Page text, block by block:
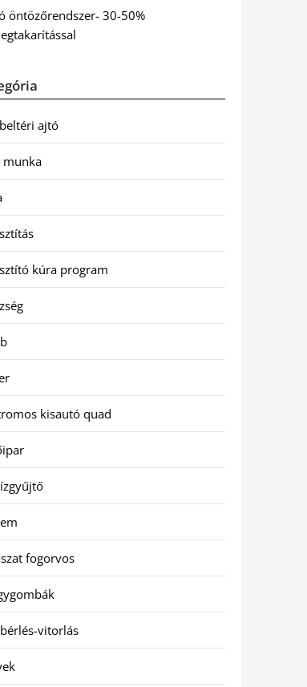
öntözőrendszer- 30-50%
ajtó
munka
kúra program
kisautó quad
fogorvos
vitorlás